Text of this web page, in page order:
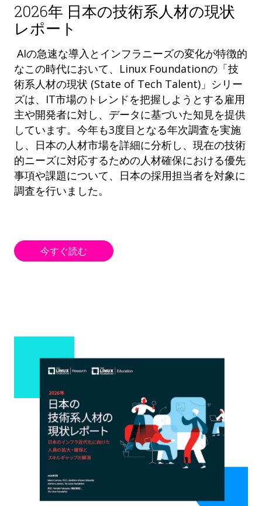
2026年 日本の技術系人材の現状
レポート
AIの急速な導入とインフラニーズの変化が特徴的
なこの時代において、Linux Foundationの「技
術系人材の現状 (State of Tech Talent)」シリー
ズは、IT市場のトレンドを把握しようとする雇用
主や開発者に対し、データに基づいた知見を提供
しています。今年も3度目となる年次調査を実施
し、日本の人材市場を詳細に分析し、現在の技術
的ニーズに対応するための人材確保における優先
事項や課題について、日本の採用担当者を対象に
調査を行いました。
今すぐ読む